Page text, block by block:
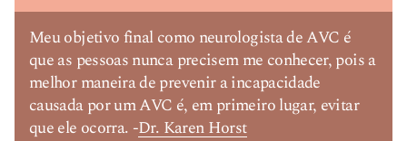
Meu objetivo final como neurologista de AVC é
que as pessoas nunca precisem me conhecer, pois a
melhor maneira de prevenir a incapacidade
causada por um AVC é, em primeiro lugar, evitar
que ele ocorra. -Dr. Karen Horst